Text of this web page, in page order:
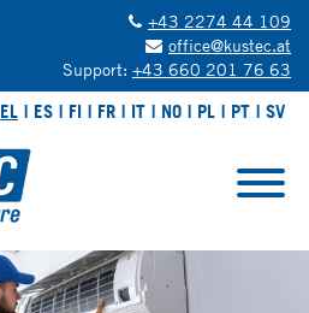
+43 2274 44 109
office@kustec.at
Support: +43 660 201 76 63
EL ES FI FR IT NO PL PT SV